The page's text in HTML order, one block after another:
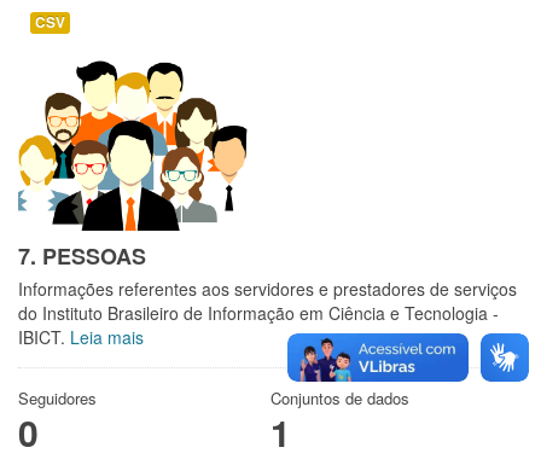
CSV
7. PESSOAS
Informações referentes aos servidores e prestadores de serviços
do Instituto Brasileiro de Informação em Ciência e Tecnologia -
IBICT. Leia mais
Seguidores
0
Conjuntos de dados
1